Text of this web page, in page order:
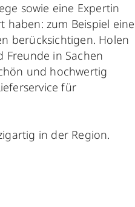
sowie eine Expertin
zum Beispiel eine
berücksichtigen. Holen
Freunde in Sachen
und hochwertig
für
in der Region.